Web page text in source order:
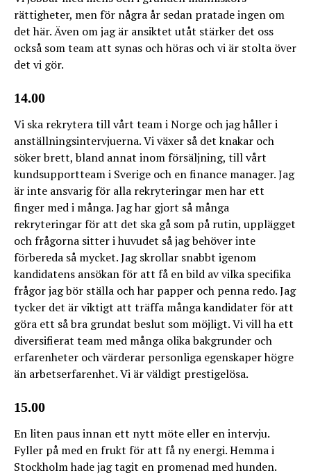
rättigheter, men för några år sedan pratade ingen om
det här. Även om jag är ansiktet utåt stärker det oss
också som team att synas och höras och vi är stolta över
det vi gör.
14.00
Vi ska rekrytera till vårt team i Norge och jag håller i
anställningsintervjuerna. Vi växer så det knakar och
söker brett, bland annat inom försäljning, till vårt
kundsupportteam i Sverige och en finance manager. Jag
är inte ansvarig för alla rekryteringar men har ett
finger med i många. Jag har gjort så många
rekryteringar för att det ska gå som på rutin, upplägget
och frågorna sitter i huvudet så jag behöver inte
förbereda så mycket. Jag skrollar snabbt igenom
kandidatens ansökan för att få en bild av vilka specifika
frågor jag bör ställa och har papper och penna redo. Jag
tycker det är viktigt att träffa många kandidater för att
göra ett så bra grundat beslut som möjligt. Vi vill ha ett
diversifierat team med många olika bakgrunder och
erfarenheter och värderar personliga egenskaper högre
än arbetserfarenhet. Vi är väldigt prestigelösa.
15.00
En liten paus innan ett nytt möte eller en intervju.
Fyller på med en frukt för att få ny energi. Hemma i
Stockholm hade jag tagit en promenad med hunden.